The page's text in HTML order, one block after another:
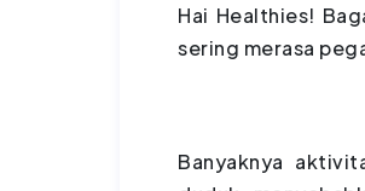
Hai Healthies!
sering merasa
Banyaknya